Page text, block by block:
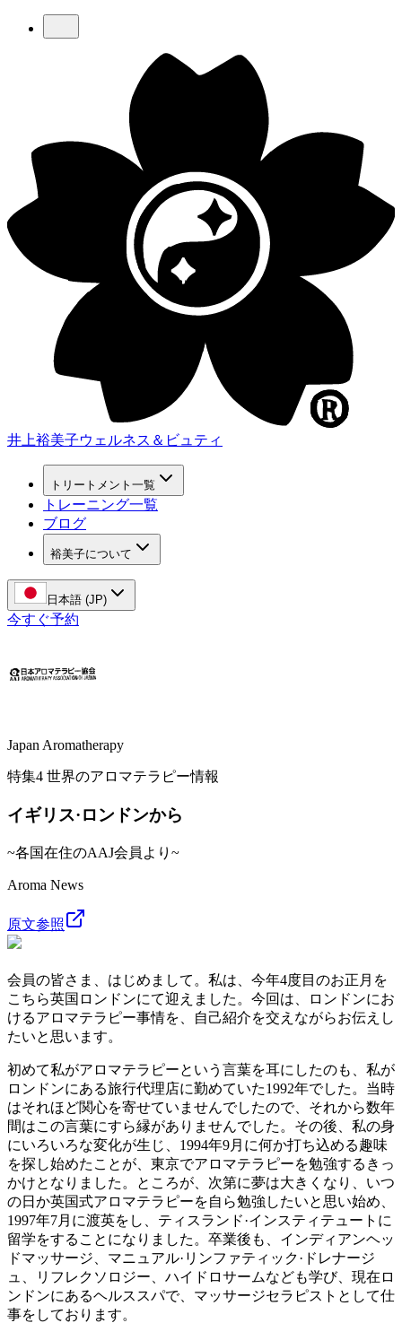
井上裕美子ウェルネス＆ビュティ
トリートメント一覧
トレーニング一覧
ブログ
裕美子について
日本語 (JP)
今すぐ予約
Japan Aromatherapy
特集4 世界のアロマテラピー情報
イギリス·ロンドンから
~各国在住のAAJ会員より~
Aroma News
原文参照
会員の皆さま、はじめまして。私は、今年4度目のお正月を
こちら英国ロンドンにて迎えました。今回は、ロンドンにお
けるアロマテラピー事情を、自己紹介を交えながらお伝えし
たいと思います。
初めて私がアロマテラピーという言葉を耳にしたのも、私が
ロンドンにある旅行代理店に勤めていた1992年でした。当時
はそれほど関心を寄せていませんでしたので、それから数年
間はこの言葉にすら縁がありませんでした。その後、私の身
にいろいろな変化が生じ、1994年9月に何か打ち込める趣味
を探し始めたことが、東京でアロマテラピーを勉強するきっ
かけとなりました。ところが、次第に夢は大きくなり、いつ
の日か英国式アロマテラピーを自ら勉強したいと思い始め、
1997年7月に渡英をし、ティスランド·インスティテュートに
留学をすることになりました。卒業後も、インディアンヘッ
ドマッサージ、マニュアル·リンファティック·ドレナージ
ュ、リフレクソロジー、ハイドロサームなども学び、現在ロ
ンドンにあるヘルススパで、マッサージセラピストとして仕
事をしております。